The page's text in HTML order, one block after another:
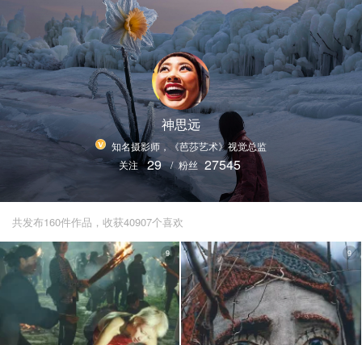
神思远
知名摄影师，《芭莎艺术》视觉总监
关注
29 / 粉丝 27545
共发布160件作品，收获40907个喜欢
9 9